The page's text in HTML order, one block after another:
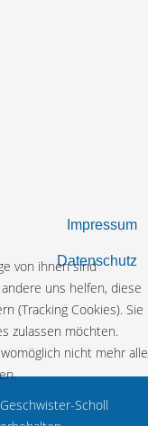
Impressum
Datenschutz
Scholl
von ihnen sind
uns helfen, diese
(Tracking Cookies). Sie
zulassen möchten.
nicht mehr alle